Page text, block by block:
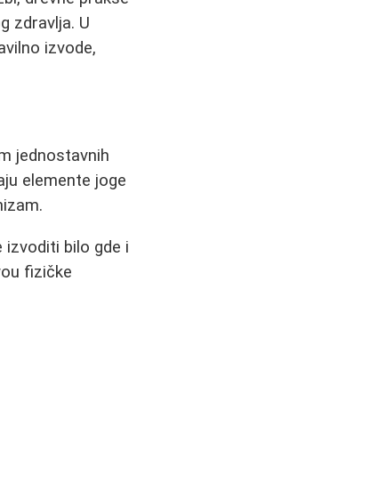
zdravlja. U
izvode,
jednostavnih
elemente joge
izvoditi bilo gde i
fizičke